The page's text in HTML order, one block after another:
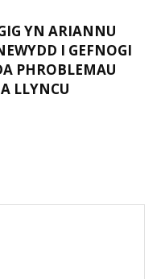
YN ARIANNU
I GEFNOGI
PHROBLEMAU
LLYNCU